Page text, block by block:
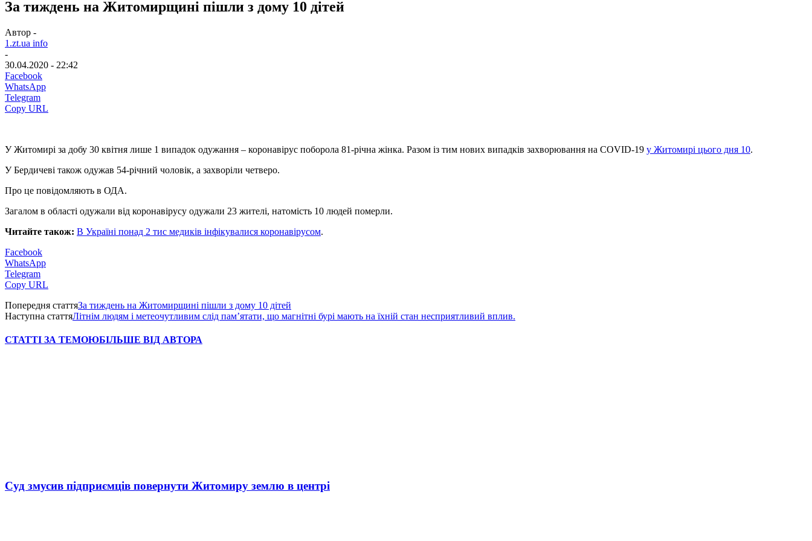
За тиждень на Житомирщині пішли з дому 10 дітей
Автор -
1.zt.ua info
-
30.04.2020 - 22:42
Facebook
WhatsApp
Telegram
Copy URL
У Житомирі за добу 30 квітня лише 1 випадок одужання – коронавірус поборола 81-річна жінка. Разом із тим нових випадків захворювання на COVID-19 у Житомирі цього дня 10.
У Бердичеві також одужав 54-річний чоловік, а захворіли четверо.
Про це повідомляють в ОДА.
Загалом в області одужали від коронавірусу одужали 23 жителі, натомість 10 людей померли.
Читайте також: В Україні понад 2 тис медиків інфікувалися коронавірусом.
Facebook
WhatsApp
Telegram
Copy URL
Попередня статтяЗа тиждень на Житомирщині пішли з дому 10 дітей
Наступна статтяЛітнім людям і метеочутливим слід пам’ятати, що магнітні бурі мають на їхній стан несприятливий вплив.
СТАТТІ ЗА ТЕМОЮБІЛЬШЕ ВІД АВТОРА
Суд змусив підприємців повернути Житомиру землю в центрі